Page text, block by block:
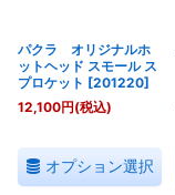
パクラ オリジナルホ
ットヘッド スモール ス
プロケット [201220]
12,100円(税込)
オプション選択